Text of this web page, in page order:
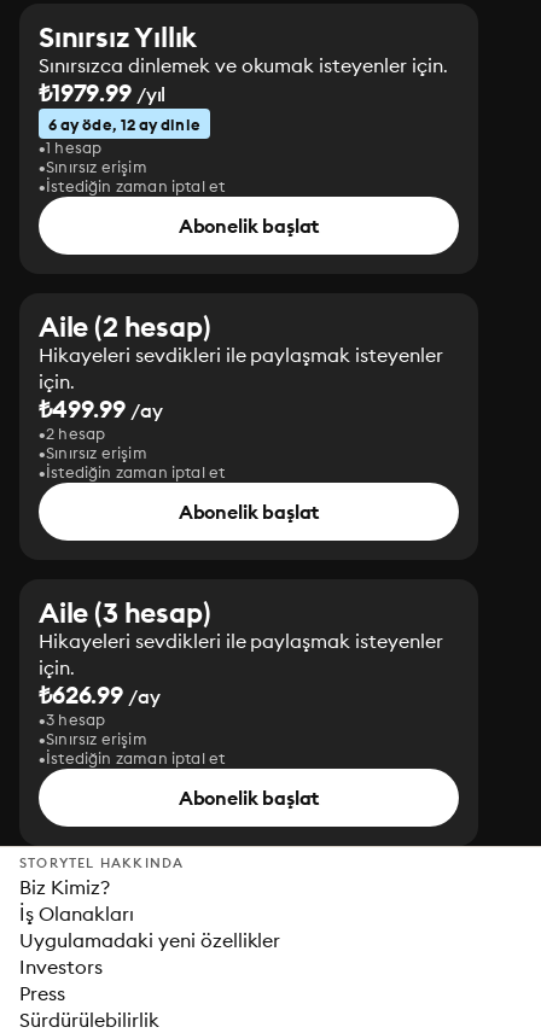
Sınırsız Yıllık
Sınırsızca dinlemek ve okumak isteyenler için.
₺1979.99/yıl
6 ay öde, 12 ay dinle
1 hesap
Sınırsız erişim
İstediğin zaman iptal et
Abonelik başlat
Aile (2 hesap)
Hikayeleri sevdikleri ile paylaşmak isteyenler
için.
₺499.99 /ay
2 hesap
Sınırsız erişim
İstediğin zaman iptal et
Abonelik başlat
Aile (3 hesap)
Hikayeleri sevdikleri ile paylaşmak isteyenler
için.
₺626.99 /ay
3 hesap
Sınırsız erişim
İstediğin zaman iptal et
Abonelik başlat
STORYTEL HAKKINDA
Biz Kimiz?
İş Olanakları
Uygulamadaki yeni özellikler
Investors
Press
Sürdürülebilirlik